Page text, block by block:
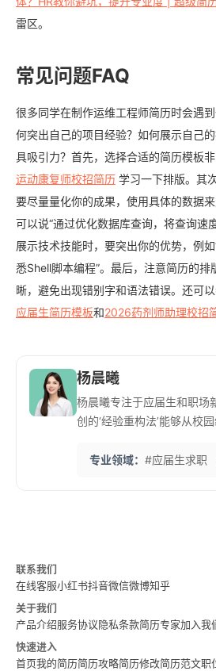
雷区。
常见问题FAQ
很多同学在制作运维工程师简历时会遇
何突出自己的项目经验？如何展示自己
具吸引力？首先，选择合适的简历模板
运动康复师校招简历 学习一下排版。其
要尽量量化你的成果，使用具体的数据
可以说“通过优化数据库查询，将查询速
展示技术技能时，要突出你的优势，例
悉Shell脚本编程”。最后，注意简历的排
晰，避免出现错别字和语法错误。还可
应届生简历模板和2026药剂师助理校招
杨晨曦
杨晨曦专注于应届生和职场
创的‘经验重构法’能够从校
她与多所高校就业指导中心
专业领域： #应届生求职
联系我们
在线客服小红书抖音微信微博知乎
关于我们
产品介绍服务协议隐私条款简历专家加入我
快速进入
首页我的简历简历攻略简历修改简历范文职